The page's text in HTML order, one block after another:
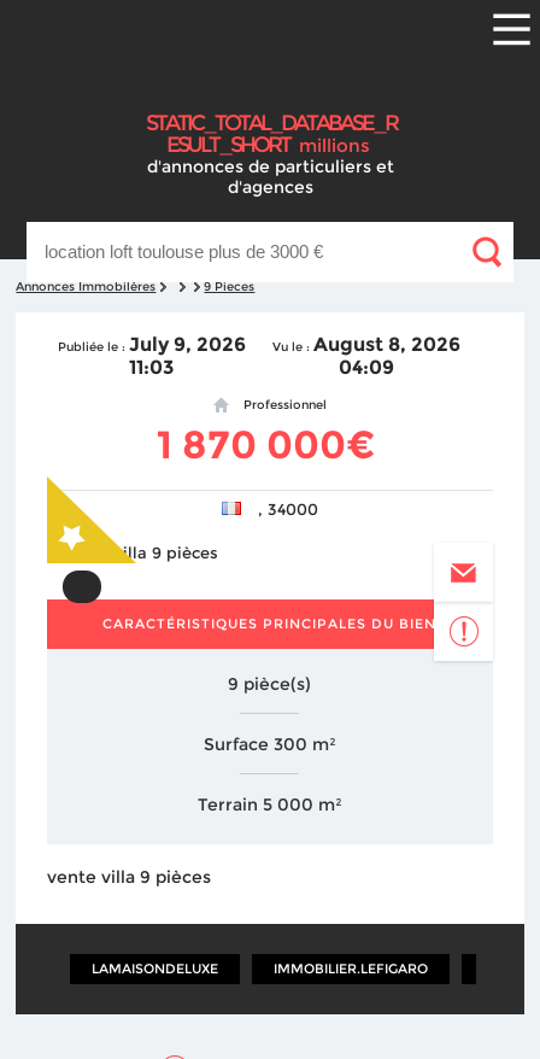
STAT
I
C_TOTA
L_DATABAS
E_R
ESUL
T_SHOR
T millions
d'annonces de particuliers et
d'agences
Annonces Immobilères 9 Pieces
Publiée le : July 9, 2026
11:03
Vu le :August 8, 2026
04:09
Professionnel
1 870 000€
, 34000
CARACTÉRISTIQUES PRINCIPALES DU BIEN
9 pièce(s)
Surface 300 m²
Terrain 5 000 m²
vente villa 9 pièces
LAMAISONDELUXE IMMOBILIER.LEFIGARO